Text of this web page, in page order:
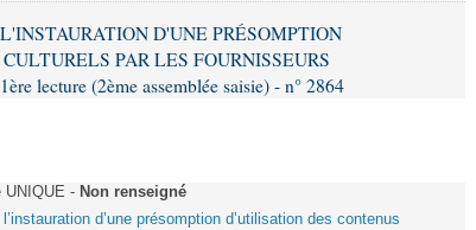
D'UNE PRÉSOMPTION
PAR LES FOURNISSEURS
lecture (2ème assemblée saisie) - n° 2864
UNIQUE - Non renseigné
d’une présomption d’utilisation des contenus